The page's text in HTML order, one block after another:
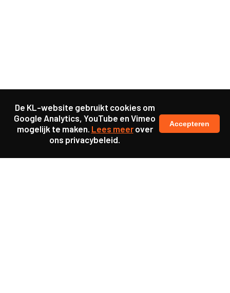
De KL-website gebruikt cookies om
Google Analytics, YouTube en Vimeo
mogelijk te maken. Lees meerover
ons privacybeleid.
Accepteren